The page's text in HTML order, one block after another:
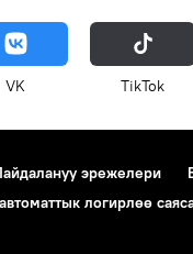
VK ТikТоk
эрежелери
логирлөө